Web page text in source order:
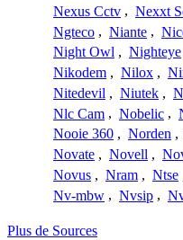
Nexus Cctv , Nexxt
Ngteco , Niante ,
Night Owl , Nighteye
Nikodem , Nilox ,
Nitedevil , Niutek ,
Nlc Cam , Nobelic ,
Nooie 360 , Norden ,
Novate , Novell ,
Novus , Nram , Ntse
Nv-mbw , Nvsip ,
Plus de Sources